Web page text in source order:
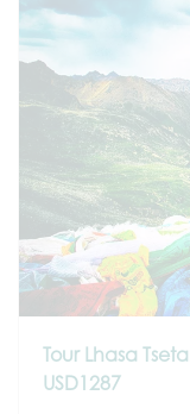
Tour Lhasa
USD1287